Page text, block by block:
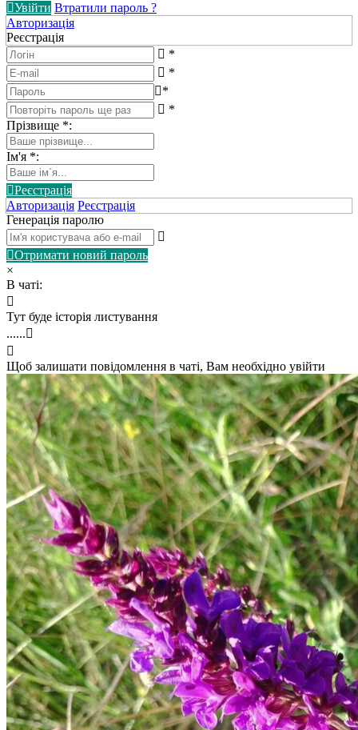
Увійти Втратили пароль ?
Авторизація
Реєстрація
*
*
*
*
Прізвище *:
Ім'я *:
Реєстрація
Авторизація Реєстрація
Генерація паролю
Отримати новий пароль
×
В чаті:
Тут буде історія листування
......
Щоб залишати повідомлення в чаті, Вам необхідно увійти